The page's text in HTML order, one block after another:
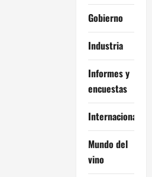
Gobierno
Industria
Informes y
encuestas
Internacional
Mundo del
vino